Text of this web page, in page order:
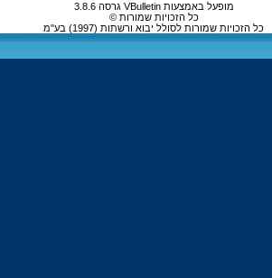
מופעל באמצעות VBulletin גרסה 3.8.6
כל הזכויות שמורות ©
כל הזכויות שמורות לסולל יבוא ורשתות (1997) בע"מ